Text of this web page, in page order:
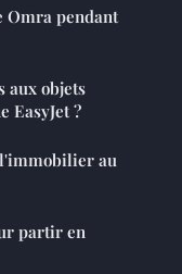
Omra pendant
aux objets
EasyJet ?
au
partir en